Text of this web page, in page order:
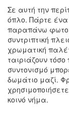
Σε αυτή την
όπλο. Πάρτε ένα
παραπάνω
συντριπτική
χρωματική
ταιριάζουν
συντονισμό
δωμάτιο μαζί.
κοινό νήμα.